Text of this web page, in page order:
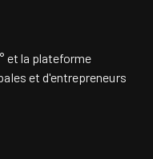
et la plateforme
et d'entrepreneurs